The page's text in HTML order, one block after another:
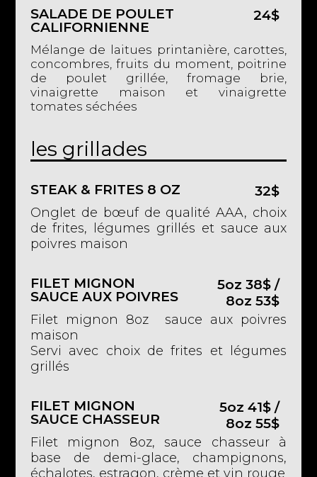
SALADE DE POULET
CALIFORNIENNE
Mélange de laitues printanière, carottes,
concombres, fruits du moment, poitrine
de poulet grillée, fromage brie,
vinaigrette maison et vinaigrette
tomates séchées
24$
les grillades
STEAK & FRITES 8 OZ
Onglet de bœuf de qualité AAA, choix
de frites, légumes grillés et sauce aux
poivres maison
32$
FILET MIGNON
SAUCE AUX POIVRES
Filet mignon 8oz sauce aux poivres
maison
Servi avec choix de frites et légumes
grillés
5oz 38$ /
8oz 53$
FILET MIGNON
SAUCE CHASSEUR
Filet mignon 8oz, sauce chasseur à
base de demi-glace, champignons,
échalotes, estragon, crème et vin rouge
5oz 41$ /
8oz 55$